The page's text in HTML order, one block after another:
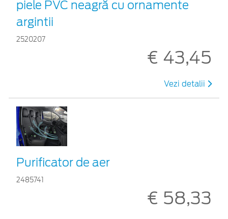
piele PVC neagră cu ornamente
argintii
2520207
€ 43,45
Vezi detalii
Purificator de aer
2485741
€ 58,33